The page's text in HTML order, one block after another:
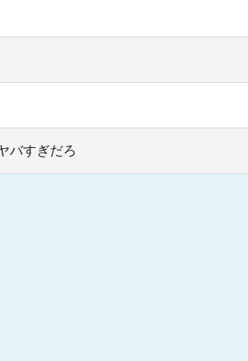
バすぎだろ